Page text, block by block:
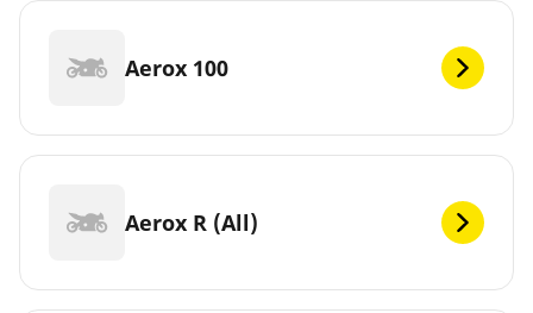
Aerox 100
Aerox R (All)